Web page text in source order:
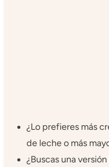
¿Lo prefieres más
de leche o más
¿Buscas una